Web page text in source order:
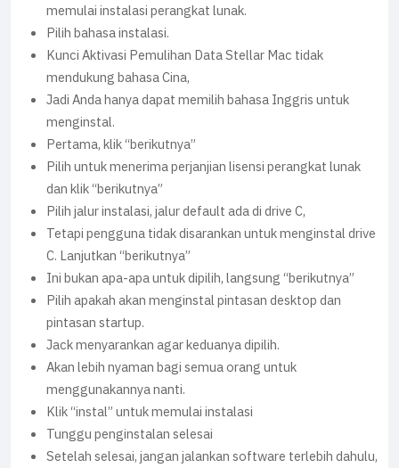
memulai instalasi perangkat lunak.
Pilih bahasa instalasi.
Kunci Aktivasi Pemulihan Data Stellar Mac tidak
mendukung bahasa Cina,
Jadi Anda hanya dapat memilih bahasa Inggris untuk
menginstal.
Pertama, klik “berikutnya”
Pilih untuk menerima perjanjian lisensi perangkat lunak
dan klik “berikutnya”
Pilih jalur instalasi, jalur default ada di drive C,
Tetapi pengguna tidak disarankan untuk menginstal drive
C. Lanjutkan “berikutnya”
Ini bukan apa-apa untuk dipilih, langsung “berikutnya”
Pilih apakah akan menginstal pintasan desktop dan
pintasan startup.
Jack menyarankan agar keduanya dipilih.
Akan lebih nyaman bagi semua orang untuk
menggunakannya nanti.
Klik “instal” untuk memulai instalasi
Tunggu penginstalan selesai
Setelah selesai, jangan jalankan software terlebih dahulu,